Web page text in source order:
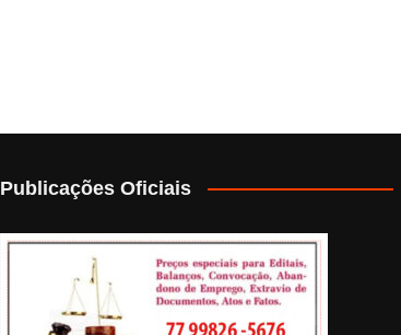
Publicações Oficiais